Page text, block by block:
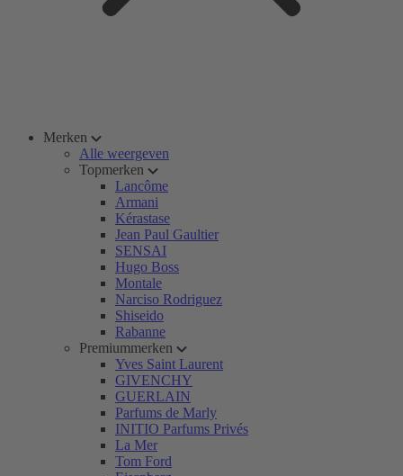
Merken
Alle weergeven
Topmerken
Lancôme
Armani
Kérastase
Jean Paul Gaultier
SENSAI
Hugo Boss
Montale
Narciso Rodriguez
Shiseido
Rabanne
Premiummerken
Yves Saint Laurent
GIVENCHY
GUERLAIN
Parfums de Marly
INITIO Parfums Privés
La Mer
Tom Ford